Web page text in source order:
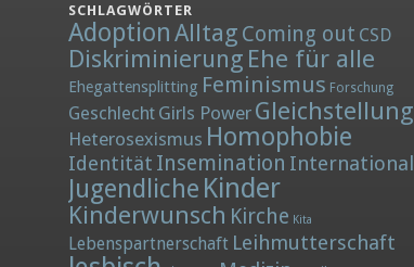
SCHLAGWÖRTER
AdoptionAlltag Coming out CSD
Diskriminierung Ehe für alle
Ehegattensplitting Feminismus Forschung
Geschlecht Girls Power Gleichstellung
Heterosexismus Homophobie
Identität Insemination International
Jugendliche Kinder
Kinderwunsch Kirche Kita
Lebenspartnerschaft Leihmutterschaft